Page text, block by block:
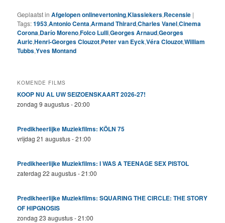
Geplaatst in Afgelopen onlinevertoning,Klassiekers,Recensie |
Tags:1953,Antonio Centa,Armand Thirard,Charles Vanel,Cinema
Corona,Darío Moreno,Folco Lulli,Georges Arnaud,Georges
Auric,Henri-Georges Clouzot,Peter van Eyck,Véra Clouzot,William
Tubbs,Yves Montand
KOMENDE FILMS
KOOP NU AL UW SEIZOENSKAART 2026-27!
zondag 9 augustus - 20:00
Predikheerlijke Muziekfilms: KÖLN 75
vrijdag 21 augustus - 21:00
Predikheerlijke Muziekfilms: I WAS A TEENAGE SEX PISTOL
zaterdag 22 augustus - 21:00
Predikheerlijke Muziekfilms: SQUARING THE CIRCLE: THE STORY
OF HIPGNOSIS
zondag 23 augustus - 21:00